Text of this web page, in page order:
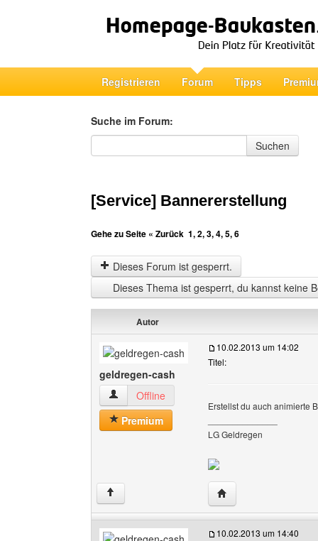
Registrieren Forum Tipps
Suche im Forum:
Suche im Forum
Suchen
[Service] Bannererstellung
Gehe zu Seite « Zurück 1,2,3,4,5,6
Dieses Forum ist gesperrt.
Dieses Thema ist gesperrt, du kannst keine
Autor
geldregen-cash
geldregen-cash Benutzer-Profile anzeigen
Offline
Premium
10.02.2013 um 14:02
Titel:
Erstellst du auch animierte
LG Geldregen
↑ Website dieses
10.02.2013 um 14:40